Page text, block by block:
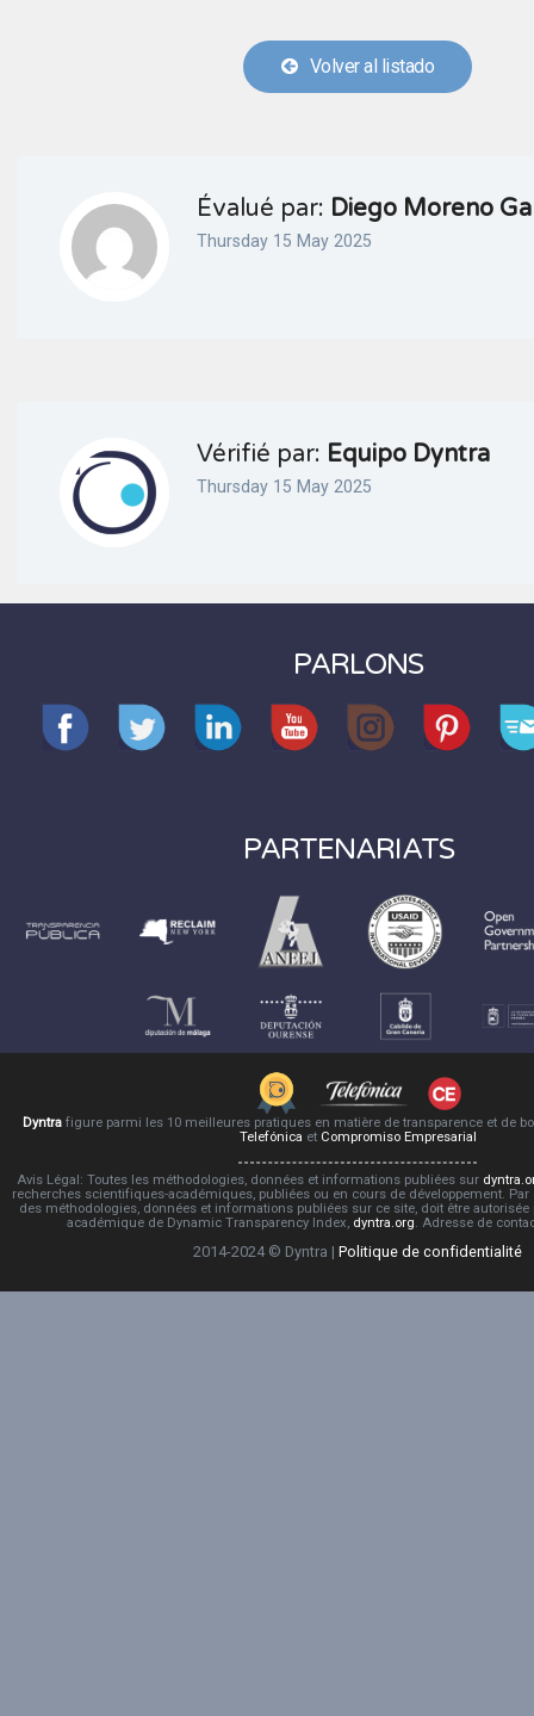
Volver al listado
Évalué par: Diego Moreno
Thursday 15 May 2025
Vérifié par: Equipo Dyntra
Thursday 15 May 2025
PARLONS
PARTENARIATS
Dyntra figure parmi les 10 meilleures pratiques en matière de transparence et de
Telefónica et Compromiso Empresarial
Avis Légal: Toutes les méthodologies, données et informations publiées sur
recherches scientifiques-académiques, publiées ou en cours de développement.
des méthodologies, données et informations publiées sur ce site, doit être
académique de Dynamic Transparency Index, dyntra.org. Adresse de
2014-2024 © Dyntra | Politique de confidentialité